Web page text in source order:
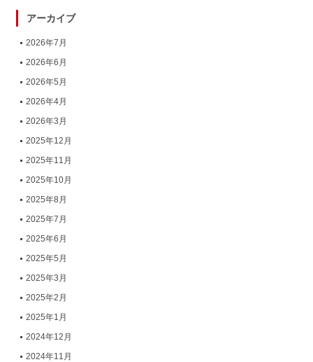
アーカイブ
2026年7月
2026年6月
2026年5月
2026年4月
2026年3月
2025年12月
2025年11月
2025年10月
2025年8月
2025年7月
2025年6月
2025年5月
2025年3月
2025年2月
2025年1月
2024年12月
2024年11月